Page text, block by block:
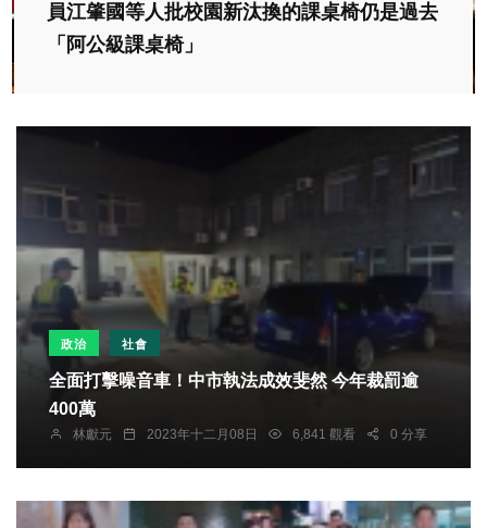
員江肇國等人批校園新汰換的課桌椅仍是過去
「阿公級課桌椅」
政治 社會
全面打擊噪音車！中市執法成效斐然 今年裁罰逾
400萬
林獻元 2023年十二月08日 6,841 觀看 0 分享